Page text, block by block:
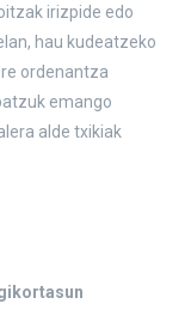
irizpide edo
hau kudeatzeko
ordenantza
emango
alde txikiak